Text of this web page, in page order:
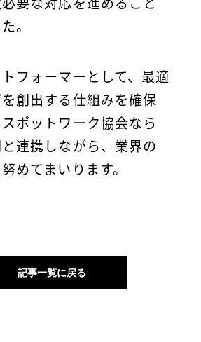
。
フォーマーとして、最適
創出する仕組みを確保
ポットワーク協会なら
連携しながら、業界の
めてまいります。
記事一覧に戻る